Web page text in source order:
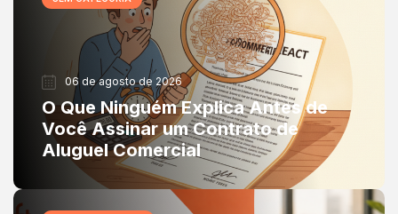
06 de agosto de 2026
O Que Ninguém Explica Antes de
Você Assinar um Contrato de
Aluguel Comercial